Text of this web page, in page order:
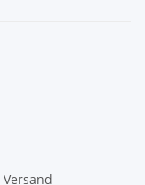
Versand